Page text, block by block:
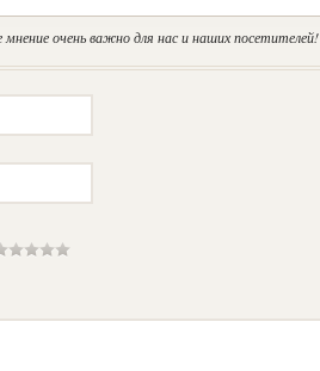
очень важно для нас и наших посетителей!